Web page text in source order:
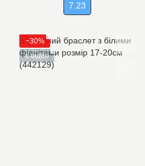
7.23
−30%
є відео